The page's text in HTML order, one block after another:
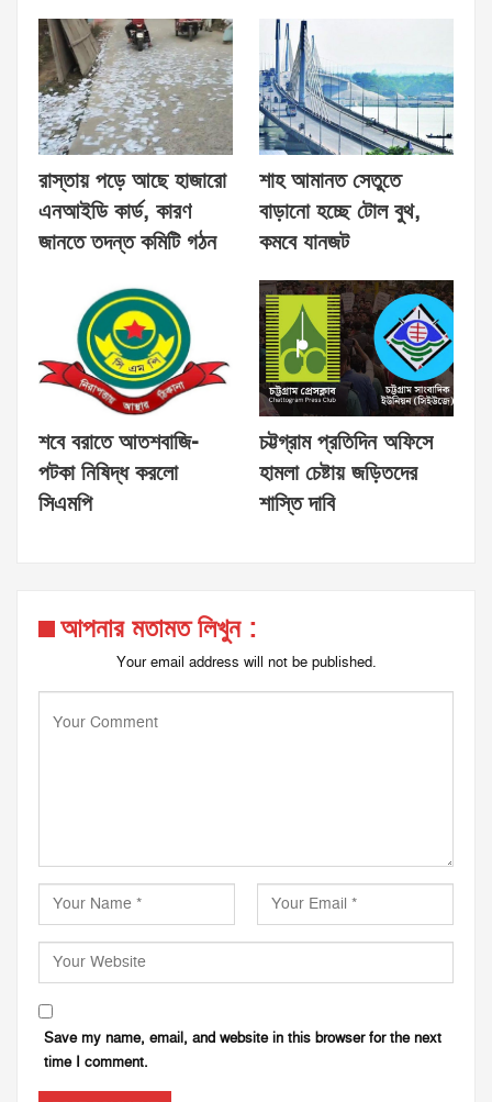
রাস্তায় পড়ে আছে হাজারো
এনআইডি কার্ড, কারণ
জানতে তদন্ত কমিটি গঠন
শাহ আমানত সেতুতে
বাড়ানো হচ্ছে টোল বুথ,
কমবে যানজট
শবে বরাতে আতশবাজি-
পটকা নিষিদ্ধ করলো
সিএমপি
চট্টগ্রাম প্রতিদিন অফিসে
হামলা চেষ্টায় জড়িতদের
শাস্তি দাবি
আপনার মতামত লিখুন :
Your email address will not be published.
Save my name, email, and website in this browser for the next
time I comment.